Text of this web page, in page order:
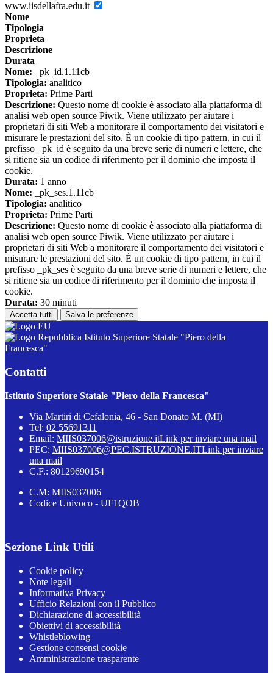
www.iisdellafra.edu.it
Nome
Tipologia
Proprieta
Descrizione
Durata
Nome: _pk_id.1.11cb
Tipologia: analitico
Proprieta: Prime Parti
Descrizione: Questo nome di cookie è associato alla piattaforma di
analisi web open source Piwik. Viene utilizzato per aiutare i
proprietari di siti Web a monitorare il comportamento dei visitatori e
misurare le prestazioni del sito. È un cookie di tipo pattern, in cui il
prefisso _pk_id è seguito da una breve serie di numeri e lettere, che
si ritiene sia un codice di riferimento per il dominio che imposta il
cookie.
Durata: 1 anno
Nome: _pk_ses.1.11cb
Tipologia: analitico
Proprieta: Prime Parti
Descrizione: Questo nome di cookie è associato alla piattaforma di
analisi web open source Piwik. Viene utilizzato per aiutare i
proprietari di siti Web a monitorare il comportamento dei visitatori e
misurare le prestazioni del sito. È un cookie di tipo pattern, in cui il
prefisso _pk_ses è seguito da una breve serie di numeri e lettere, che
si ritiene sia un codice di riferimento per il dominio che imposta il
cookie.
Durata: 30 minuti
Accetta tutti Salva le preferenze
Istituto Superiore Statale "Piero della
Francesca"
Contatti
Istituto Superiore Statale "Piero della Francesca"
Via Martiri di Cefalonia, 46 - San Donato M. (MI)
Tel: 02 55691311
Email: MIIS037006@istruzione.itLink per inviare una mail
PEC: MIIS037006@PEC.ISTRUZIONE.ITLink per inviare
una mail
C.F.: 80129690154
C.M: MIIS037006
Codice Univoco - UF1QOB
Sezione Link Utili
Cookie policy
Note legali
Informativa Privacy
Ufficio Relazioni con il Pubblico
Dichiarazione di accessibilità
Obiettivi di accessibilità
Whistleblowing
Gestione consensi cookie
Amministrazione trasparente